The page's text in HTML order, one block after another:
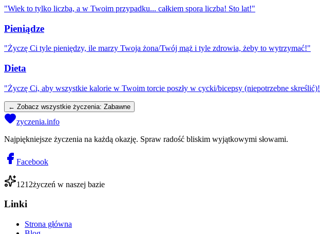
"Wiek to tylko liczba, a w Twoim przypadku... całkiem spora liczba! Sto lat!"
Pieniądze
"Życzę Ci tyle pieniędzy, ile marzy Twoja żona/Twój mąż i tyle zdrowia, żeby to wytrzymać!"
Dieta
"Życzę Ci, aby wszystkie kalorie w Twoim torcie poszły w cycki/bicepsy (niepotrzebne skreślić)!
← Zobacz wszystkie życzenia: Zabawne
zyczenia.info
Najpiękniejsze życzenia na każdą okazję. Spraw radość bliskim wyjątkowymi słowami.
Facebook
1212życzeń w naszej bazie
Linki
Strona główna